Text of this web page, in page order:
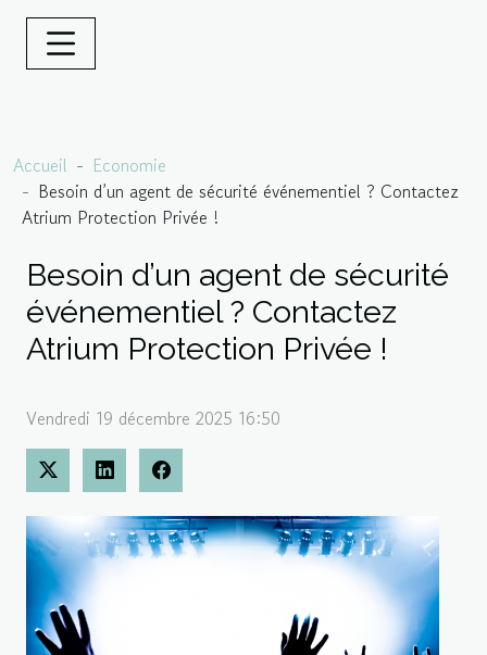
Accueil
Economie
Besoin d’un agent de sécurité événementiel ? Contactez
Atrium Protection Privée !
Besoin d’un agent de sécurité
événementiel ? Contactez
Atrium Protection Privée !
Vendredi 19 décembre 2025 16:50